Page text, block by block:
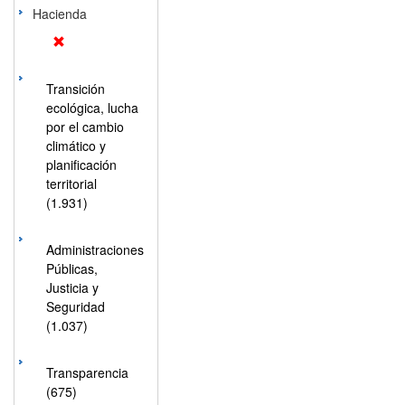
Hacienda
Transición
ecológica, lucha
por el cambio
climático y
planificación
territorial
(1.931)
Administraciones
Públicas,
Justicia y
Seguridad
(1.037)
Transparencia
(675)